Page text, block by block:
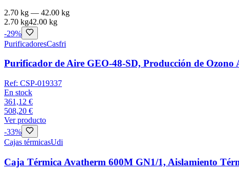
2.70 kg — 42.00 kg
2.70 kg42.00 kg
-29%
PurificadoresCasfri
Purificador de Aire GEO-48-SD, Producción de Ozono
Ref: CSP-019337
En stock
361,12 €
508,20 €
Ver producto
-33%
Cajas térmicasUdi
Caja Térmica Avatherm 600M GN1/1, Aislamiento